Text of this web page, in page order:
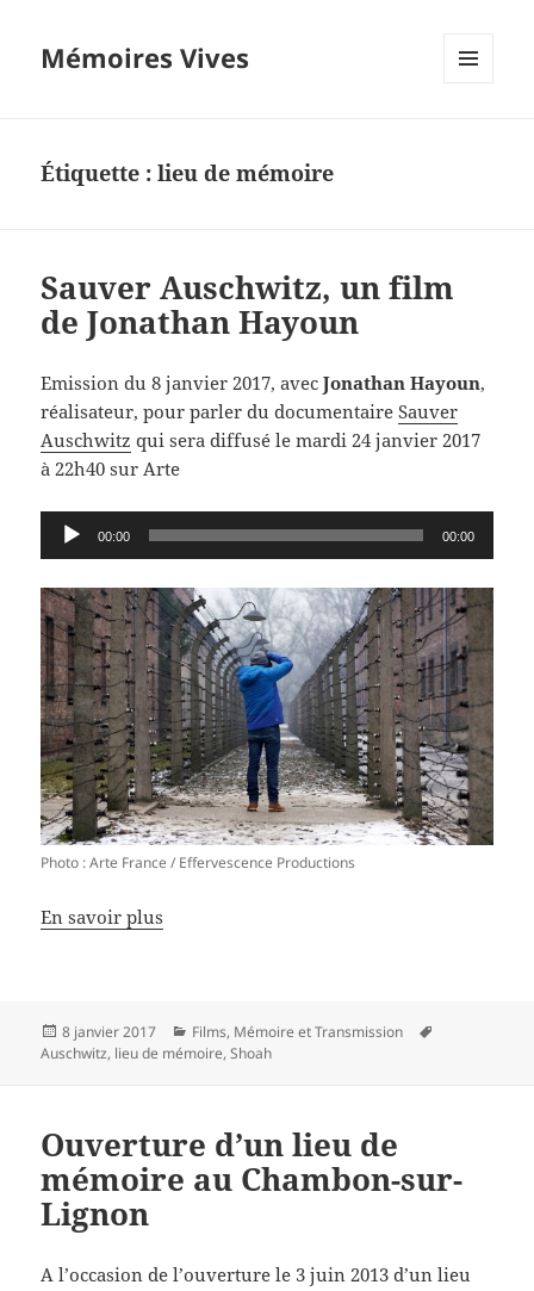
Mémoires Vives
Étiquette :lieu de mémoire
Sauver Auschwitz, un film
de Jonathan Hayoun
Emission du 8 janvier 2017, avecJonathan Hayoun,
réalisateur, pour parler du documentaireSauver
Auschwitz qui sera diffusé le mardi 24 janvier 2017
à 22h40 sur Arte
Lecteur
audio
00:00 00:00
Photo : Arte France / Effervescence Productions
En savoir plus
Publié
le
8 janvier 2017 Catégories
Films, Mémoire et Transmission
Auschwitz, lieu de mémoire,Shoah
Ouverture d’un lieu de
mémoire au Chambon-sur-
Lignon
A l’occasion de l’ouverture le 3 juin 2013 d’un lieu